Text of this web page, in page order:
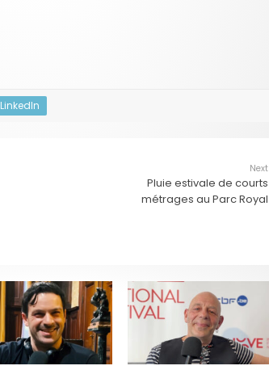
LinkedIn
Next
Pluie estivale de courts
métrages au Parc Royal